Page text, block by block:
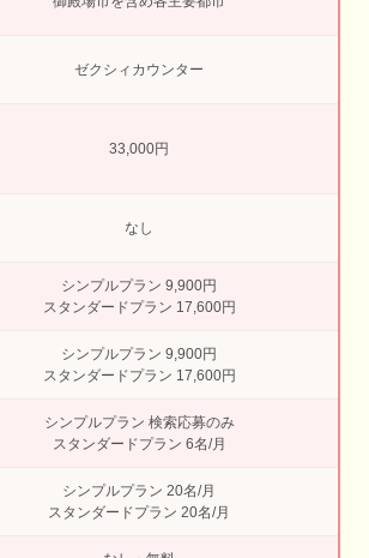
ゼクシィカウンター
33,000円
なし
シンプルプラン 9,900円
スタンダードプラン 17,600円
シンプルプラン 9,900円
スタンダードプラン 17,600円
シンプルプラン 検索応募のみ
スタンダードプラン 6名/月
シンプルプラン 20名/月
スタンダードプラン 20名/月